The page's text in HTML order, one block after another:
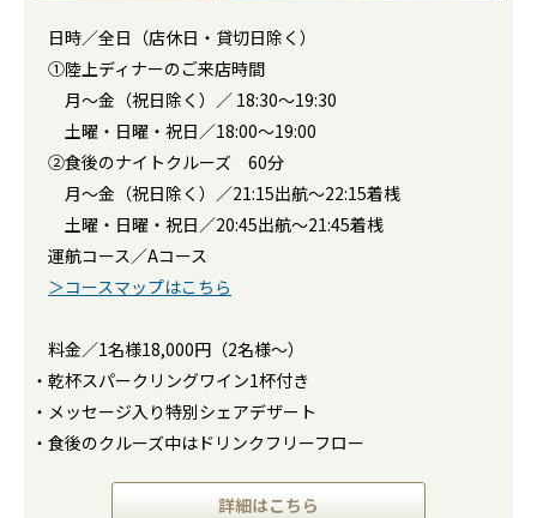
日時／全日（店休日・貸切日除く）
①陸上ディナーのご来店時間
月～金（祝日除く）／ 18:30～19:30
土曜・日曜・祝日／18:00～19:00
②食後のナイトクルーズ 60分
月～金（祝日除く）／21:15出航～22:15着桟
土曜・日曜・祝日／20:45出航～21:45着桟
運航コース／Aコース
＞コースマップはこちら
料金／1名様18,000円（2名様～）
・乾杯スパークリングワイン1杯付き
・メッセージ入り特別シェアデザート
・食後のクルーズ中はドリンクフリーフロー
詳細はこちら